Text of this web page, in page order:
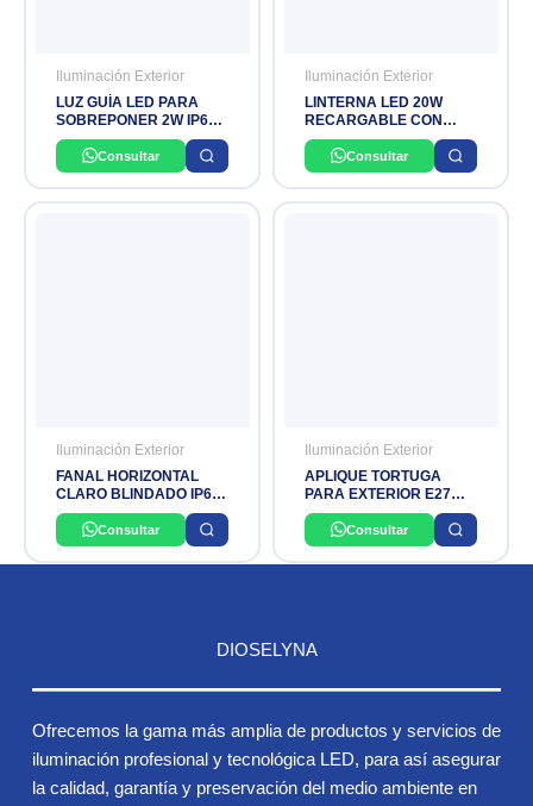
Iluminación Exterior
LUZ GUÍA LED PARA
SOBREPONER 2W IP65
3000K 220V OSLER
Consultar
Iluminación Exterior
LINTERNA LED 20W
RECARGABLE CON
BANCO DE PODER
BATERIA 4V 7AMP.
ALCANCE 280 MTS
(1600 LUMINES) OPALUX
Consultar
Iluminación Exterior
FANAL HORIZONTAL
CLARO BLINDADO IP65
E27 NACIONAL
Consultar
Iluminación Exterior
APLIQUE TORTUGA
PARA EXTERIOR E27
LIGHTECH
Consultar
DIOSELYNA
Ofrecemos la gama más amplia de productos y servicios de
iluminación profesional y tecnológica LED, para así asegurar
la calidad, garantía y preservación del medio ambiente en